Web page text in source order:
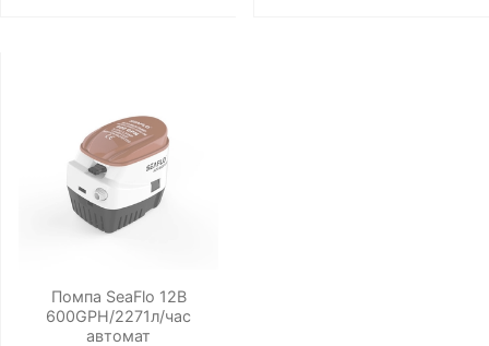
Помпа SeaFlo 12B
600GPH/2271л/час
автомат